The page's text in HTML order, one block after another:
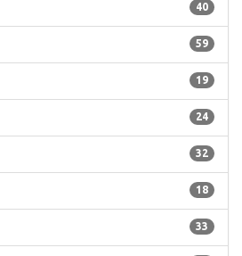
40
59
19
24
32
18
33